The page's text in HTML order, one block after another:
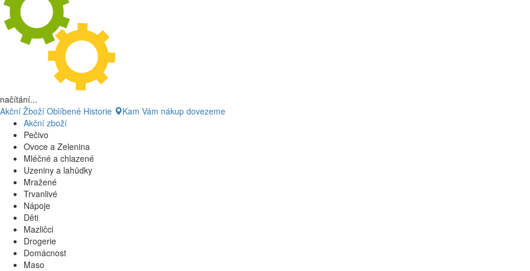
načítání...
Akční Žboží Oblíbené Historie
Kam Vám nákup dovezeme
Akční zboží
Pečivo
Ovoce a Zelenina
Mléčné a chlazené
Uzeniny a lahůdky
Mražené
Trvanlivé
Nápoje
Děti
Mazličci
Drogerie
Domácnost
Maso